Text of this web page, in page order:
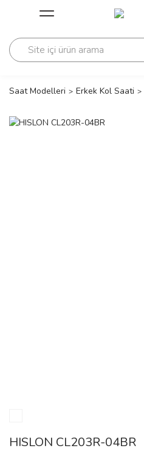
Geri Dön
Geri Dön
Saat Modelleri Erkek Kol Saati
HISLON CL203R-04BR